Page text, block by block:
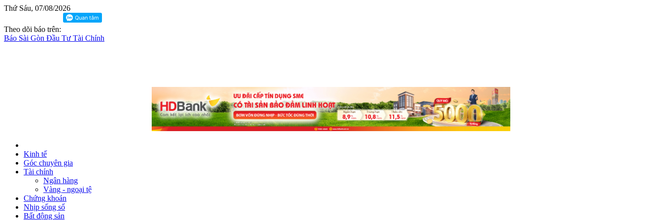
Thứ Sáu, 07/08/2026
Theo dõi báo trên:
Báo Sài Gòn Đầu Tư Tài Chính
Kinh tế
Góc chuyên gia
Tài chính
Ngân hàng
Vàng - ngoại tệ
Chứng khoán
Nhịp sống số
Bất động sản